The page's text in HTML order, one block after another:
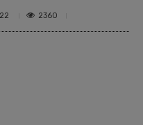
2360